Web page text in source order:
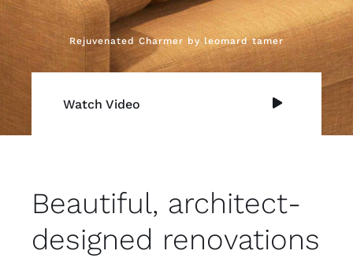
Rejuvenated Charmer by leomard tamer
Watch Video
Beautiful, architect-
designed renovations